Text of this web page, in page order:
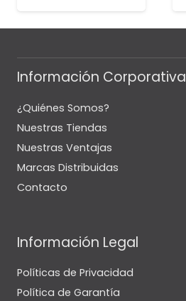
Información Corporativa
¿Quiénes Somos?
Nuestras Tiendas
Nuestras Ventajas
Marcas Distribuidas
Contacto
Información Legal
Políticas de Privacidad
Política de Garantía